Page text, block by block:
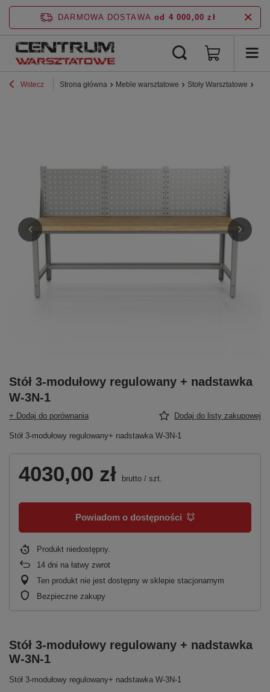
DARMOWA DOSTAWA od 4 000,00 zł
Wstecz Strona główna Meble warsztatowe Stoły Warsztatowe
Stół 3-modułowy regulowany + nadstawka
W-3N-1
+ Dodaj do porównania Dodaj do listy zakupowej
Stół 3-modułowy regulowany+ nadstawka W-3N-1
4030,00 zł brutto / szt.
Powiadom o dostępności
Produkt niedostępny
14 dni na łatwy zwrot
Ten produkt nie jest dostępny w sklepie stacjonarnym
Bezpieczne zakupy
Stół 3-modułowy regulowany + nadstawka
W-3N-1
Stół 3-modułowy regulowany+ nadstawka W-3N-1